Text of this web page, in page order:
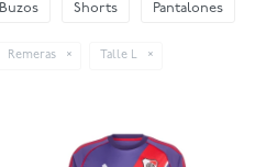
Buzos Shorts Pantalones
Remeras Talle L